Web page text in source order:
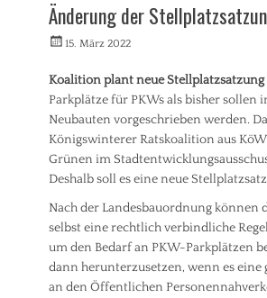
t
i
i
g
u
n
g
S
t
t
e
n
B
ü
r
e
r
b
e
i
g
u
n
g
l
g
m
e
i
n
t
d
t
Änderung der
Veröffentlicht
15. März 2022
Koalition plant neue Stellplatzsatzung
Parkplätze für PKWs als bisher sollen
Neubauten vorgeschrieben werden.
Königswinterer Ratskoalition aus
Grünen im
Deshalb soll es eine neue
Nach der Landesbauordnung können
selbst eine rechtlich verbindliche
um den Bedarf an PKW-Parkplätzen
dann herunterzusetzen, wenn es eine
an den Öffentlichen